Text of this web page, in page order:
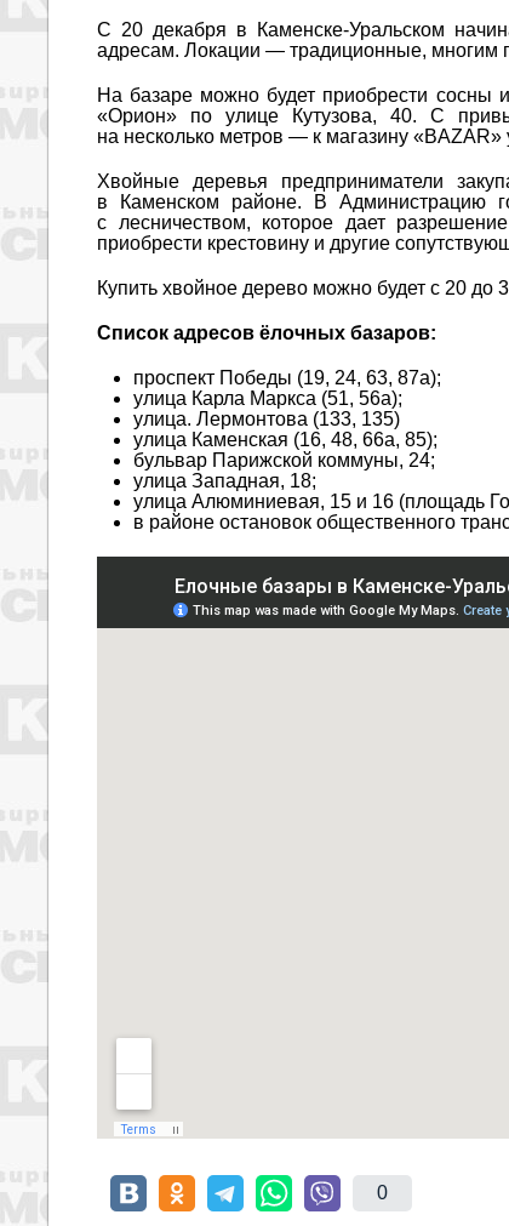
С 20 декабря в Каменске-Уральском
адресам. Локации — традиционные, многим
На базаре можно будет приобрести сосны
«Орион» по улице Кутузова, 40. С
на несколько метров — к магазину
Хвойные деревья предприниматели
в Каменском районе. В Администрацию
с лесничеством, которое дает
приобрести крестовину и другие
Купить хвойное дерево можно будет с 20 до
Список адресов ёлочных базаров:
проспект Победы (19, 24, 63, 87а);
улица Карла Маркса (51, 56а);
улица. Лермонтова (133, 135)
улица Каменская (16, 48, 66а, 85);
бульвар Парижской коммуны, 24;
улица Западная, 18;
улица Алюминиевая, 15 и 16 (площадь
в районе остановок общественного
0